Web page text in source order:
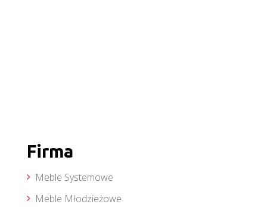
Firma
Meble Systemowe
Meble Młodzieżowe